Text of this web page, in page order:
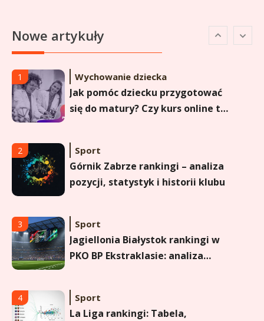
Nowe artykułypozycji w Ekstraklasie i
historyczne dane
1 Wychowanie dziecka
Jak pomóc dziecku przygotować
się do matury? Czy kurs online to
maturzysty?
2 Sport
Górnik Zabrze rankingi – analiza
pozycji, statystyk i historii klubu
3 Sport
Jagiellonia Białystok rankingi w
PKO BP Ekstraklasie: analiza
4 Sport
La Liga rankingi: Tabela,